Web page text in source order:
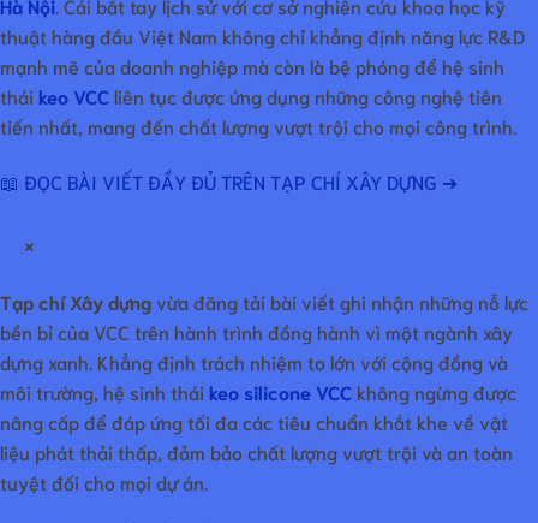
Hà Nội . Cái bắt tay lịch sử với cơ sở nghiên cứu khoa học kỹ
thuật hàng đầu Việt Nam không chỉ khẳng định năng lực R&D
mạnh mẽ của doanh nghiệp mà còn là bệ phóng để hệ sinh
thái keo VCC liên tục được ứng dụng những công nghệ tiên
tiến nhất, mang đến chất lượng vượt trội cho mọi công trình.
📖 ĐỌC BÀI VIẾT ĐẦY ĐỦ TRÊN TẠP CHÍ XÂY DỰNG ➔
×
Tạp chí Xây dựngvừa đăng tải bài viết ghi nhận những nỗ lực
bền bỉ của VCC trên hành trình đồng hành vì một ngành xây
dựng xanh. Khẳng định trách nhiệm to lớn với cộng đồng và
môi trường, hệ sinh thái keo silicone VCC không ngừng được
nâng cấp để đáp ứng tối đa các tiêu chuẩn khắt khe về vật
liệu phát thải thấp, đảm bảo chất lượng vượt trội và an toàn
tuyệt đối cho mọi dự án.